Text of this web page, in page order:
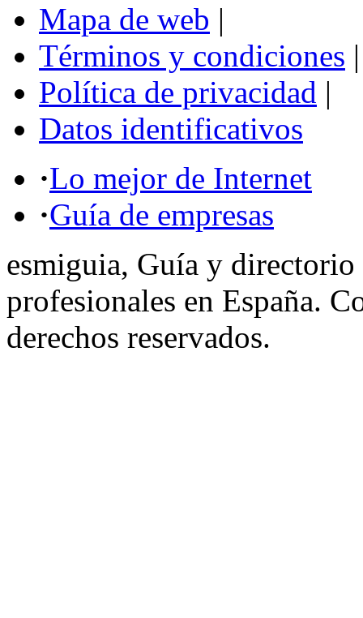
Mapa de web |
Términos y condiciones |
Política de privacidad |
Datos identificativos
·Lo mejor de Internet
·Guía de empresas
esmiguia, Guía y directorio
profesionales en España.
derechos reservados.